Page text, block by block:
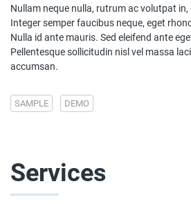
Nullam neque nulla, rutrum ac volutpat
Integer semper faucibus neque, eget
Nulla id ante mauris. Sed eleifend ante
Pellentesque sollicitudin nisl vel massa
accumsan.
SAMPLE DEMO
Services